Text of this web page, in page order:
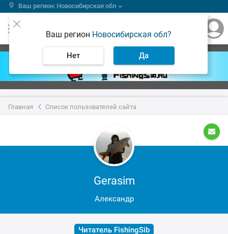
Ваш регион: Новосибирская обл
Ваш регион Новосибирская обл?
Нет Да
Главная Список пользователей сайта
Gerasim
Александр
Читатель FishingSib